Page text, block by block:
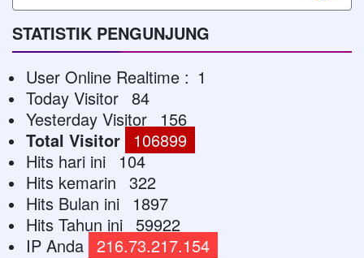
STATISTIK PENGUNJUNG
User Online Realtime : 1
Today Visitor 84
Yesterday Visitor
156
Total Visitor
106899
Hits hari ini
104
Hits kemarin 322
Hits Bulan ini
1897
Hits Tahun ini 59922
IP Anda 216.73.217.154